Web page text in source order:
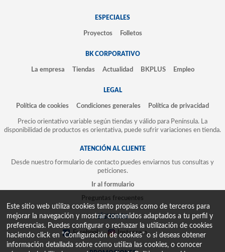
ESPECIALES
Proyectos Folletos
BK CORPORATIVO
La empresa Tiendas Actualidad BKPLUS Empleo
LEGAL
Política de cookies Condiciones generales Política de privacidad
Precio orientativo variable según tiendas y válido para Península. La
disponibilidad de productos es orientativa, puede sufrir variaciones en tienda.
ATENCIÓN AL CLIENTE
Desde nuestro formulario de contacto puedes enviarnos tus consultas y
peticiones.
Ir al formulario
Preguntas frecuentes
SÍGUENOS
Facebook Instagram
Este sitio web utiliza cookies tanto propias como de terceros para
mejorar la navegación y mostrar contenidos adaptados a tu perfil y
preferencias. Puedes configurar o rechazar la utilización de cookies
haciendo click en “Configuración de cookies” o si deseas obtener
información detallada sobre cómo utiliza las cookies, o conocer